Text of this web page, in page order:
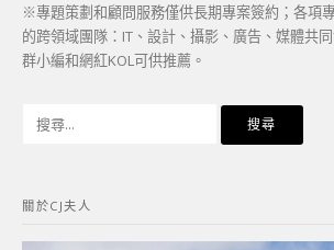
※專題策劃和顧問服務僅供長期專案簽約；各項
的跨領域團隊：IT、設計、攝影、廣告、媒體共
群小編和網紅KOL可供推薦。
字:
關於CJ夫人